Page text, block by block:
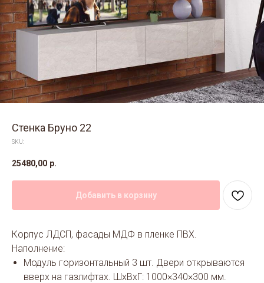
Стенка Бруно 22
SKU:
25480,00 р.
Добавить в корзину
Корпус ЛДСП, фасады МДФ в пленке ПВХ.
Наполнение:
Модуль горизонтальный 3 шт. Двери открываются
вверх на газлифтах. ШхВхГ: 1000×340×300 мм.